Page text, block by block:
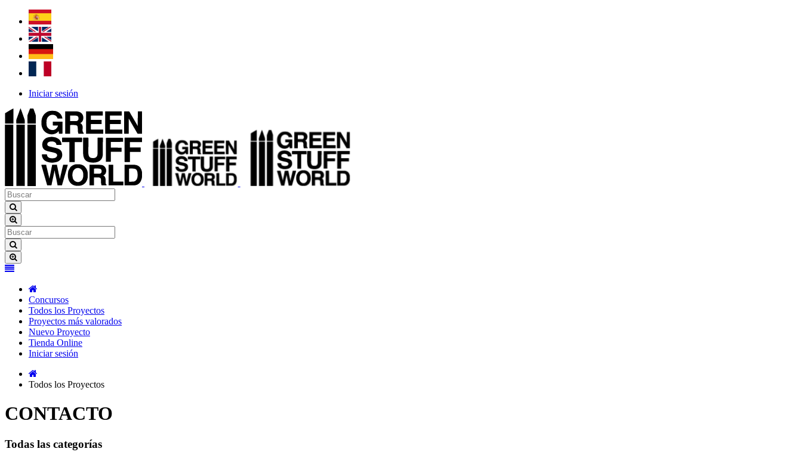
Iniciar sesión
Concursos
Todos los Proyectos
Proyectos más valorados
Nuevo Proyecto
Tienda Online
Iniciar sesión
Todos los Proyectos
CONTACTO
Todas las categorías